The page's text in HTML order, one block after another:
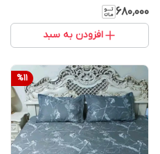
کش دوزی برند خوشنام هگمتان
۶۸۰٬۰۰۰
افزودن به سبد
%11